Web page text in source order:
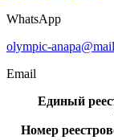
WhatsApp
olympic-
Email
Единый
Номер